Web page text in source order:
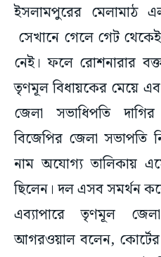
ইসলামপুরের মেলামাঠ
সেখানে গেলে গেট
নেই। ফলে রোশনারার
তৃণমূল বিধায়কের মেয়ে
জেলা সভাধিপতি
বিজেপির জেলা সভাপতি
নাম অযোগ্য তালিকায়
ছিলেন। দল এসব সমর্থন
এব্যাপারে তৃণমূল
আগরওয়াল বলেন, কোর্টের